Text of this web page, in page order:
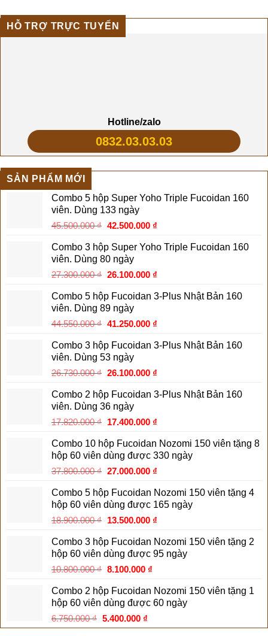
HỖ TRỢ TRỰC TUYẾN
Hotline/zalo
0832.03.03.03
SẢN PHẨM MỚI
Combo 5 hộp Super Yoho Triple Fucoidan 160
viên. Dùng 133 ngày
45.500.000₫ Giá
là:
45.500.000 ₫.
42.500.000 ₫Giá
tại
42.500.000 ₫.
Combo 3 hộp Super Yoho Triple Fucoidan 160
viên. Dùng 80 ngày
27.300.000₫ Giá
là:
27.300.000 ₫.
26.100.000 ₫Giá
tại
26.100.000 ₫.
Combo 5 hộp Fucoidan 3-Plus Nhật Bản 160
viên. Dùng 89 ngày
44.550.000₫ Giá
là:
44.550.000 ₫.
41.250.000 ₫Giá
tại
41.250.000 ₫.
Combo 3 hộp Fucoidan 3-Plus Nhật Bản 160
viên. Dùng 53 ngày
26.730.000₫ Giá
là:
26.730.000 ₫.
26.100.000 ₫Giá
tại
26.100.000 ₫.
Combo 2 hộp Fucoidan 3-Plus Nhật Bản 160
viên. Dùng 36 ngày
17.820.000₫ Giá
là:
17.820.000 ₫.
17.400.000 ₫Giá
tại
là:
17.400.000 ₫.
Combo 10 hộp Fucoidan Nozomi 150 viên tặng 8
hộp 60 viên dùng được 330 ngày
37.800.000₫ Giá
là:
37.800.000 ₫.
27.000.000 ₫Giá
tại
là:
27.000.000 ₫.
Combo 5 hộp Fucoidan Nozomi 150 viên tặng 4
hộp 60 viên dùng được 165 ngày
18.900.000₫ Giá
là:
18.900.000 ₫.
13.500.000 ₫Giá
tại
là:
Combo 3 hộp Fucoidan Nozomi 150 viên tặng 2
hộp 60 viên dùng được 95 ngày
10.800.000₫ Giá
là:
10.800.000 ₫.
8.100.000 ₫Giá
tại
là:
Combo 2 hộp Fucoidan Nozomi 150 viên tặng 1
hộp 60 viên dùng được 60 ngày
6.750.000₫ Giá
gốc
5.400.000 ₫Giá
hiện